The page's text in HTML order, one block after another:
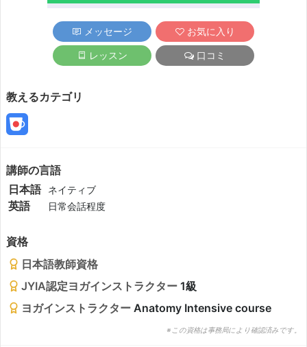
メッセージ お気に入り
レッスン 口コミ
教えるカテゴリ
講師の言語
日本語 ネイティブ
英語 日常会話程度
資格
日本語教師資格
JYIA認定ヨガインストラクター1級
ヨガインストラクター Anatomy Intensive course
※この資格は事務局により確認済みです。